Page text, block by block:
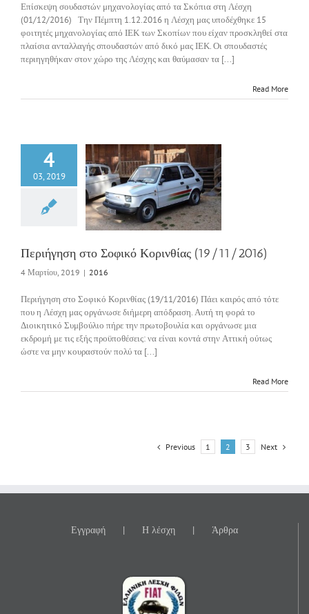
Επίσκεψη σουδαστών μηχανολογίας από τα Σκόπια στη Λέσχη
(01/12/2016) Την Πέμπτη 1.12.2016 η Λέσχη μας υποδέχθηκε 15
φοιτητές μηχανολογίας από ΙΕΚ των Σκοπίων που είχαν προσκληθεί στα
πλαίσια ανταλλαγής σπουδαστών από δικό μας ΙΕΚ. Οι σπουδαστές
περιηγηθήκαν στον χώρο της Λέσχης και θαύμασαν τα [...]
Read More
4
03, 2019
στο Σοφικό
(19/11/2016)
Περιήγηση στο Σοφικό Κορινθίας (19/11/2016)
4 Μαρτίου, 2019 | 2016
Περιήγηση στο Σοφικό Κορινθίας (19/11/2016) Πάει καιρός από τότε
που η Λέσχη μας οργάνωσε διήμερη απόδραση. Αυτή τη φορά το
Διοικητικό Συμβούλιο πήρε την πρωτοβουλία και οργάνωσε μια
εκδρομή με τις εξής προϋποθέσεις: να είναι κοντά στην Αττική ούτως
ώστε να μην κουραστούν πολύ τα [...]
Read More
Previous 1 2 3 Next
Εγγραφή Η λέσχη Άρθρα